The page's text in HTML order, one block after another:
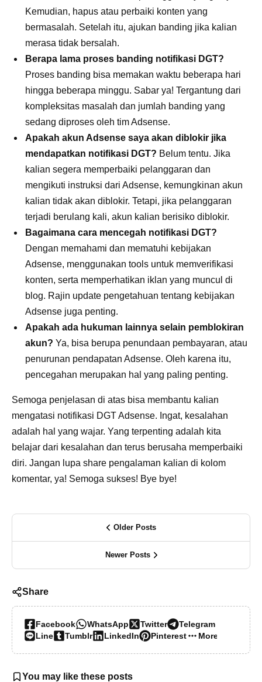
Kemudian, hapus atau perbaiki konten yang
bermasalah. Setelah itu, ajukan banding jika kalian
merasa tidak bersalah.
Berapa lama proses banding notifikasi DGT?
Proses banding bisa memakan waktu beberapa hari
hingga beberapa minggu. Sabar ya! Tergantung dari
kompleksitas masalah dan jumlah banding yang
sedang diproses oleh tim Adsense.
Apakah akun Adsense saya akan diblokir jika
mendapatkan notifikasi DGT? Belum tentu. Jika
kalian segera memperbaiki pelanggaran dan
mengikuti instruksi dari Adsense, kemungkinan akun
kalian tidak akan diblokir. Tetapi, jika pelanggaran
terjadi berulang kali, akun kalian berisiko diblokir.
Bagaimana cara mencegah notifikasi DGT?
Dengan memahami dan mematuhi kebijakan
Adsense, menggunakan tools untuk memverifikasi
konten, serta memperhatikan iklan yang muncul di
blog. Rajin update pengetahuan tentang kebijakan
Adsense juga penting.
Apakah ada hukuman lainnya selain pemblokiran
akun? Ya, bisa berupa penundaan pembayaran, atau
penurunan pendapatan Adsense. Oleh karena itu,
pencegahan merupakan hal yang paling penting.
Semoga penjelasan di atas bisa membantu kalian
mengatasi notifikasi DGT Adsense. Ingat, kesalahan
adalah hal yang wajar. Yang terpenting adalah kita
belajar dari kesalahan dan terus berusaha memperbaiki
diri. Jangan lupa share pengalaman kalian di kolom
komentar, ya! Semoga sukses! Bye bye!
Older Posts
Newer Posts
Share
Facebook WhatsApp Twitter
Telegram
Line
Tumblr LinkedIn Pinterest More…
You may like these posts